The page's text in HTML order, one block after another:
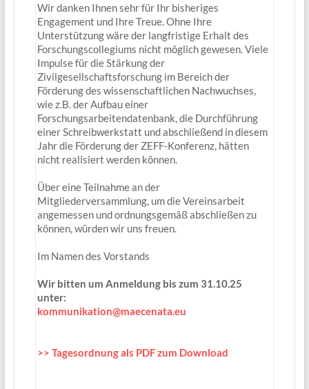
Wir danken Ihnen sehr für Ihr bisheriges
Engagement und Ihre Treue. Ohne Ihre
Unterstützung wäre der langfristige Erhalt des
Forschungscollegiums nicht möglich gewesen. Viele
Impulse für die Stärkung der
Zivilgesellschaftsforschung im Bereich der
Förderung des wissenschaftlichen Nachwuchses,
wie z.B. der Aufbau einer
Forschungsarbeitendatenbank, die Durchführung
einer Schreibwerkstatt und abschließend in diesem
Jahr die Förderung der ZEFF-Konferenz, hätten
nicht realisiert werden können.
Über eine Teilnahme an der
Mitgliederversammlung, um die Vereinsarbeit
angemessen und ordnungsgemäß abschließen zu
können, würden wir uns freuen.
Im Namen des Vorstands
Wir bitten um Anmeldung bis zum 31.10.25
unter:
kommunikation@maecenata.eu
>> Tagesordnung als PDF zum Download